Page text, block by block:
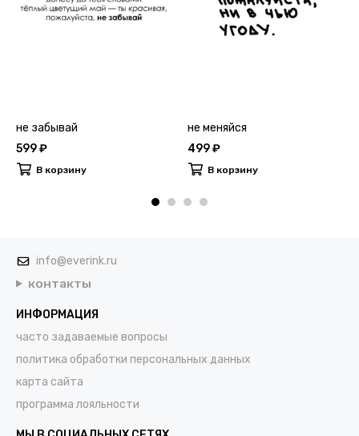
не забывай
599 ₽
В корзину
не меняйся
499 ₽
В корзину
info@everink.ru
контакты
ИНФОРМАЦИЯ
часто задаваемые вопросы
политика обработки персональных данных
карта сайта
программа лояльности